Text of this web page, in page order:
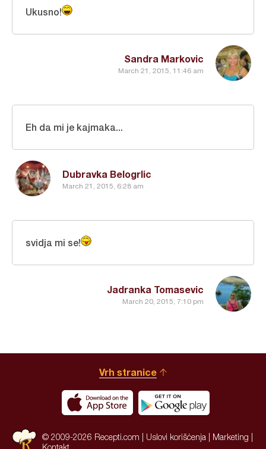
Sandra Markovic
March 21, 2015, 11:46 am
Ukusno!
Dubravka Belogrlic
March 21, 2015, 6:28 am
Eh da mi je kajmaka...
Jadranka Tomasevic
March 20, 2015, 7:10 pm
svidja mi se!
Vrh stranice
© 2009-2026 Recepti.com | Uslovi korišćenja Marketing
Kontakt